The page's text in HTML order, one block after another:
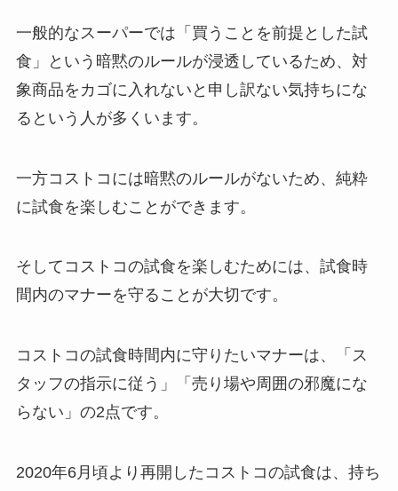
一般的なスーパーでは「買うことを前提とした試
食」という暗黙のルールが浸透しているため、対
象商品をカゴに入れないと申し訳ない気持ちにな
るという人が多くいます。
一方コストコには暗黙のルールがないため、純粋
に試食を楽しむことができます。
そしてコストコの試食を楽しむためには、試食時
間内のマナーを守ることが大切です。
コストコの試食時間内に守りたいマナーは、「ス
タッフの指示に従う」「売り場や周囲の邪魔にな
らない」の2点です。
2020年6月頃より再開したコストコの試食は、持ち